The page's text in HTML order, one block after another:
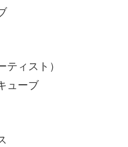
ィスト）
ューブ